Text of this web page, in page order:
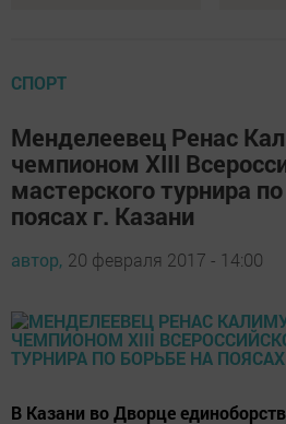
СПОРТ
Менделеевец Ренас
чемпионом XIII
мастерского турнира
поясах г. Казани
автор, 20 февраля 2017 - 14:00
В Казани во Дворце